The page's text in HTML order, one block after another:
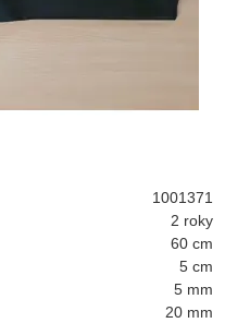
1001371
2 roky
60 cm
5 cm
5 mm
20 mm